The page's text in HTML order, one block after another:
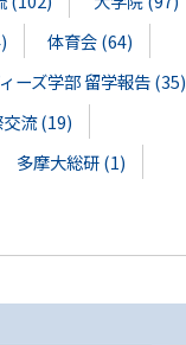
体育会 (64)
ーズ学部 留学報告 (35)
流 (19)
多摩大総研 (1)